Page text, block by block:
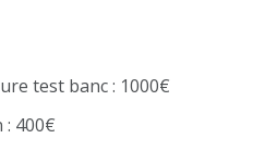
test banc : 1000€
: 400€